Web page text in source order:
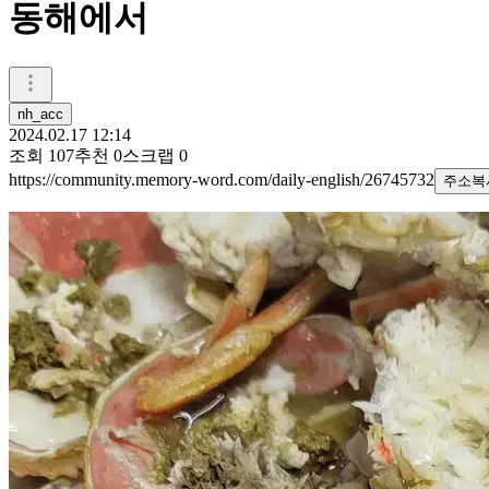
동해에서
nh_acc
2024.02.17 12:14
조회 107추천 0스크랩 0
https://community.memory-word.com/daily-english/26745732
주소복